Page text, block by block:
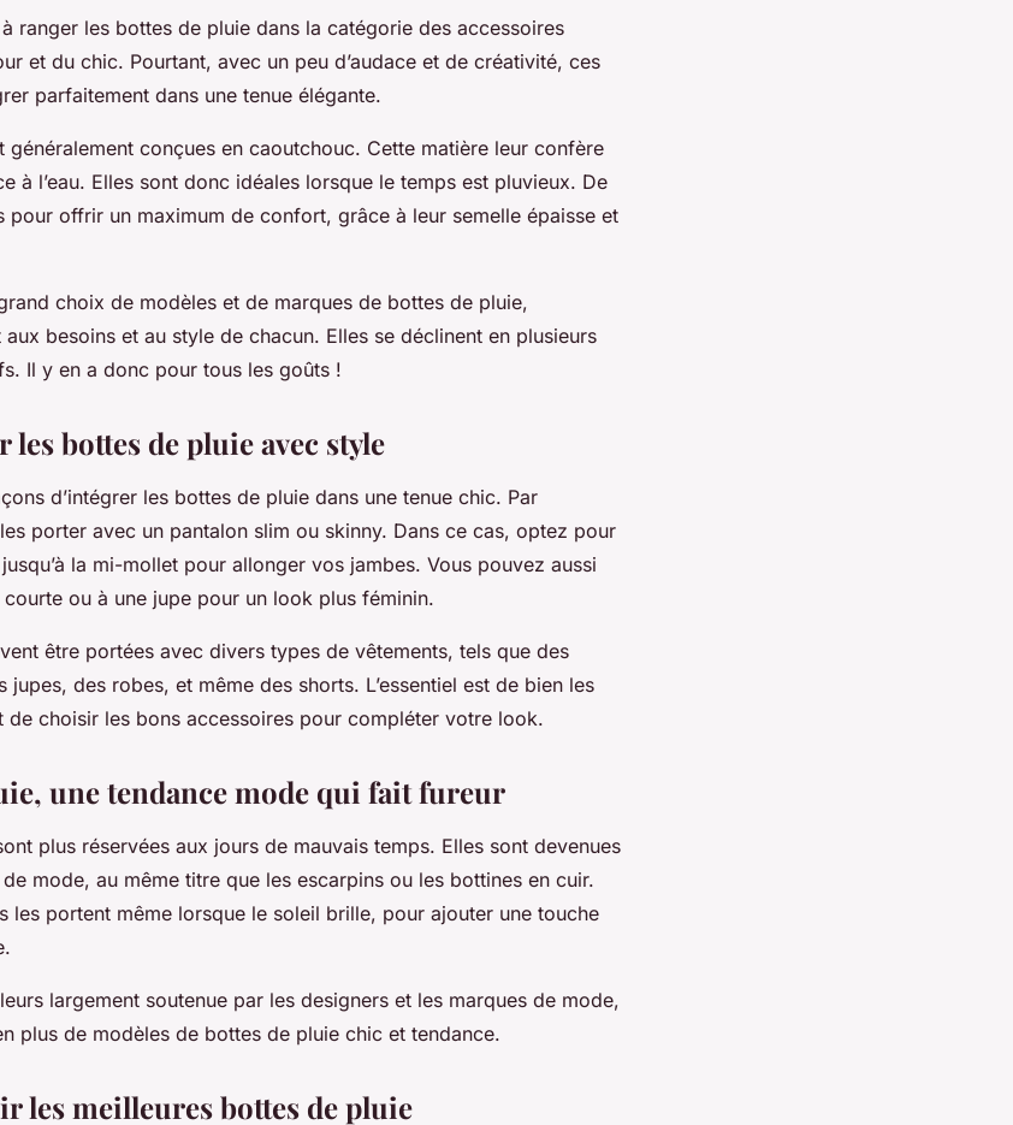
ranger les bottes de pluie dans la catégorie des accessoires
et du chic. Pourtant, avec un peu d’audace et de créativité, ces
parfaitement dans une tenue élégante.
généralement conçues en caoutchouc. Cette matière leur confère
à l’eau. Elles sont donc idéales lorsque le temps est pluvieux. De
pour offrir un maximum de confort, grâce à leur semelle épaisse et
choix de modèles et de marques de bottes de pluie,
besoins et au style de chacun. Elles se déclinent en plusieurs
Il y en a donc pour tous les goûts !
bottes de pluie avec style
d’intégrer les bottes de pluie dans une tenue chic. Par
porter avec un pantalon slim ou skinny. Dans ce cas, optez pour
la mi-mollet pour allonger vos jambes. Vous pouvez aussi
ou à une jupe pour un look plus féminin.
être portées avec divers types de vêtements, tels que des
jupes, des robes, et même des shorts. L’essentiel est de bien les
de choisir les bons accessoires pour compléter votre look.
une tendance mode qui fait fureur
plus réservées aux jours de mauvais temps. Elles sont devenues
mode, au même titre que les escarpins ou les bottines en cuir.
les portent même lorsque le soleil brille, pour ajouter une touche
largement soutenue par les designers et les marques de mode,
plus de modèles de bottes de pluie chic et tendance.
les meilleures bottes de pluie